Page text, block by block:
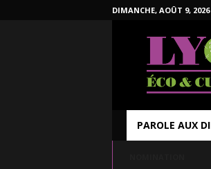
DIMANCHE, AOÛT 9, 2026
PAROLE AUX